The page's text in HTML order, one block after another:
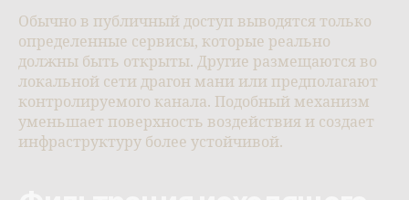
Обычно в публичный доступ выводятся только
определенные сервисы, которые реально
должны быть открыты. Другие размещаются во
локальной сети драгон мани или предполагают
контролируемого канала. Подобный механизм
уменьшает поверхность воздействия и создает
инфраструктуру более устойчивой.